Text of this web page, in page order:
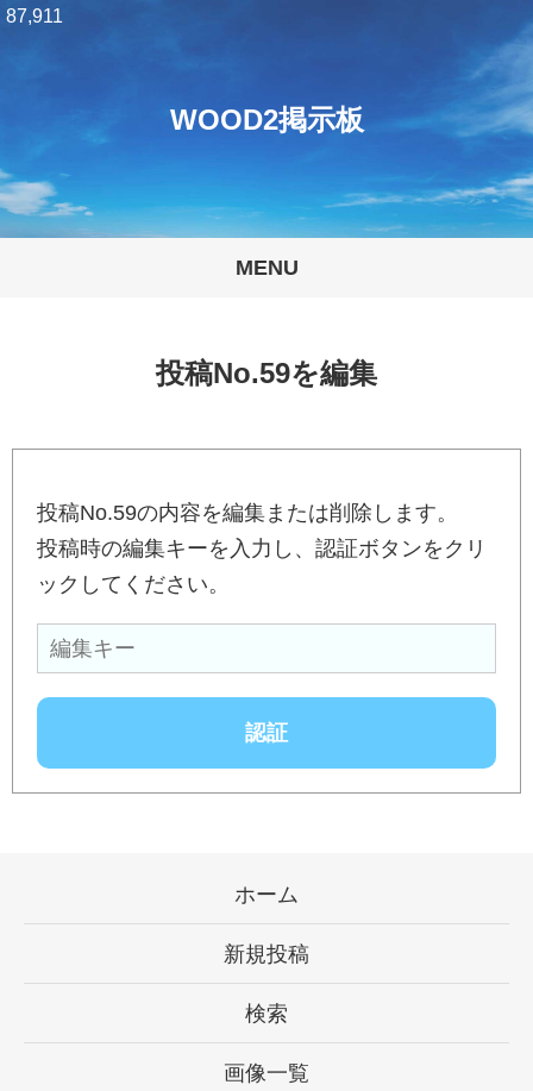
WOOD2掲示板
MENU
87,911
投稿No.59を編集
投稿No.59の内容を編集または削除します。
投稿時の編集キーを入力し、認証ボタンをクリ
ックしてください。
ホーム
新規投稿
検索
画像一覧